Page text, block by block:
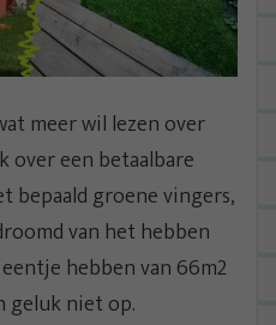
meer wil lezen over
over een betaalbare
bepaald groene vingers,
van het hebben
hebben van 66m2
geluk niet op.